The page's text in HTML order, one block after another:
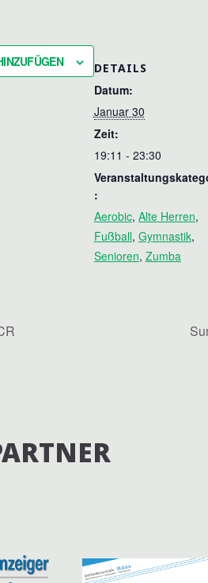
DETAILS
Datum:
Januar 30
Zeit:
19:11 - 23:30
:
Aerobic, Alte Herren,
Fußball, Gymnastik,
Senioren, Zumba